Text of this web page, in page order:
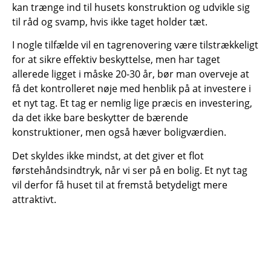
kan trænge ind til husets konstruktion og udvikle sig
til råd og svamp, hvis ikke taget holder tæt.
I nogle tilfælde vil en tagrenovering være tilstrækkeligt
for at sikre effektiv beskyttelse, men har taget
allerede ligget i måske 20-30 år, bør man overveje at
få det kontrolleret nøje med henblik på at investere i
et nyt tag. Et tag er nemlig lige præcis en investering,
da det ikke bare beskytter de bærende
konstruktioner, men også hæver boligværdien.
Det skyldes ikke mindst, at det giver et flot
førstehåndsindtryk, når vi ser på en bolig. Et nyt tag
vil derfor få huset til at fremstå betydeligt mere
attraktivt.